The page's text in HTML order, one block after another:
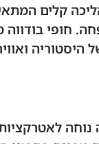
קלים
חופי בודווה